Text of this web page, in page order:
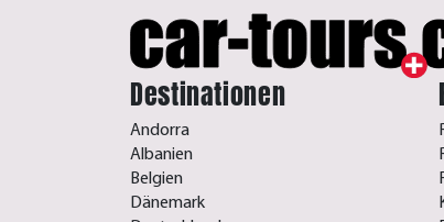
Destinationen
Andorra
Albanien
Belgien
Dänemark